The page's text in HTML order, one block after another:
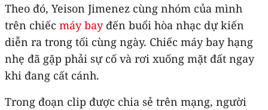
Theo đó, Yeison Jimenez cùng nhóm của mình
trên chiếc máy bayđến buổi hòa nhạc dự kiến
diễn ra trong tối cùng ngày. Chiếc máy bay hạng
nhẹ đã gặp phải sự cố và rơi xuống mặt đất ngay
khi đang cất cánh.
Trong đoạn clip được chia sẻ trên mạng, người